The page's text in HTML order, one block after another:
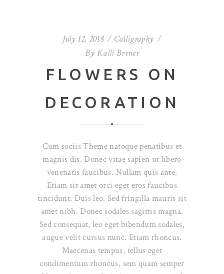
July 12, 2018
Calligraphy
By Kalli Brener
FLOWERS ON
DECORATION
Cum sociis Theme natoque penatibus et
magnis dis. Donec vitae sapien ut libero
venenatis faucibus. Nullam quis ante.
Etiam sit amet orci eget eros faucibus
tincidunt. Duis leo. Sed fringilla mauris sit
amet nibh. Donec sodales sagittis magna.
Sed consequat, leo eget bibendum sodales,
augue velit cursus nunc. Etiam rhoncus.
Maecenas tempus, tellus eget
condimentum rhoncus, sem quam semper